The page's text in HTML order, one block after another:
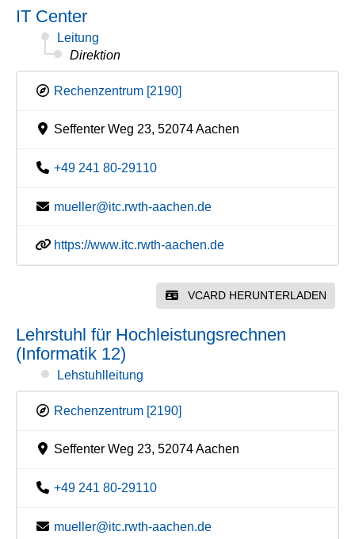
IT Center
Leitung
Direktion
Rechenzentrum [2190]
Seffenter Weg 23, 52074 Aachen
+49 241 80-29110
mueller@itc.rwth-aachen.de
https://www.itc.rwth-aachen.de
VCARD HERUNTERLADEN
Lehrstuhl für Hochleistungsrechnen
(Informatik 12)
Lehstuhlleitung
Rechenzentrum [2190]
Seffenter Weg 23, 52074 Aachen
+49 241 80-29110
mueller@itc.rwth-aachen.de